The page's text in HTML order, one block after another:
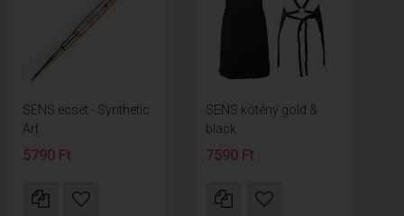
SENS ecset - Synthetic
Art
5790 Ft
SENS kötény gold &
black
7590 Ft